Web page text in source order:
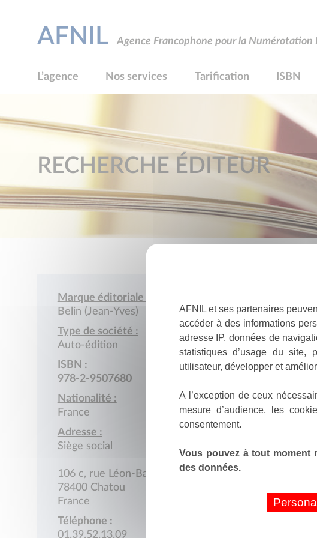
AFNIL Agence Francophone pour la
L’agence Nos services Tarification ISBN
RECHERCHE ÉDITEUR
Marque éditoriale :
Belin (Jean-Yves)
Type de société :
Auto-édition
ISBN :
978-2-9507680
Nationalité :
France
Adresse :
Siège social
106 c, rue Léon-Barbier
78400 Chatou
France
Téléphone :
01.39.52.13.09
AFNIL et ses partenaires
accéder à des informations
adresse IP, données de
statistiques d’usage du site,
utilisateur, développer et
A l’exception de ceux
mesure d’audience, les
consentement.
Vous pouvez à tout
des données.